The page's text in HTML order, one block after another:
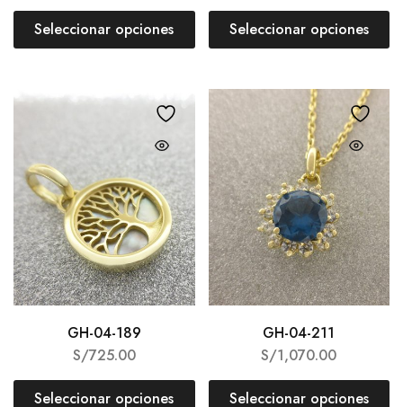
Seleccionar opciones Seleccionar opciones
GH-04-189
S/725.00
Seleccionar opciones
GH-04-211
S/1,070.00
Seleccionar opciones